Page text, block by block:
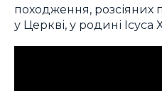
походження, розсіяних
у Церкві, у родині Ісуса